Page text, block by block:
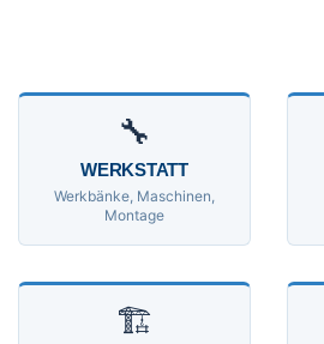
🔧
WERKSTATT
Werkbänke, Maschinen,
Montage
🏗